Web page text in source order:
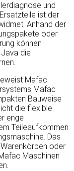
und
ist der
Anhand der
oder
können
die
Mafac
Mafac
Bauweise
die flexible
enge
Teileaufkommen
Das
oder
Maschinen